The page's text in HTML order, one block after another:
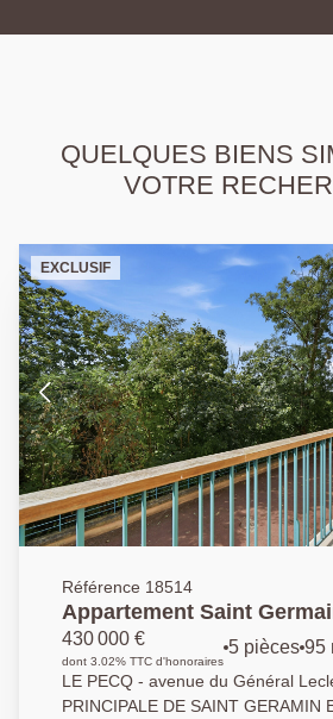
QUELQUES BIENS
VOTRE
EXCLUSIF
Référence 18514
Appartement Saint
pièce(s) 95.86 m2
430 000 €
dont 3.02% TTC d'honoraires
5 pièces 95
LE PECQ - avenue du Général
PRINCIPALE DE SAINT GERAMIN